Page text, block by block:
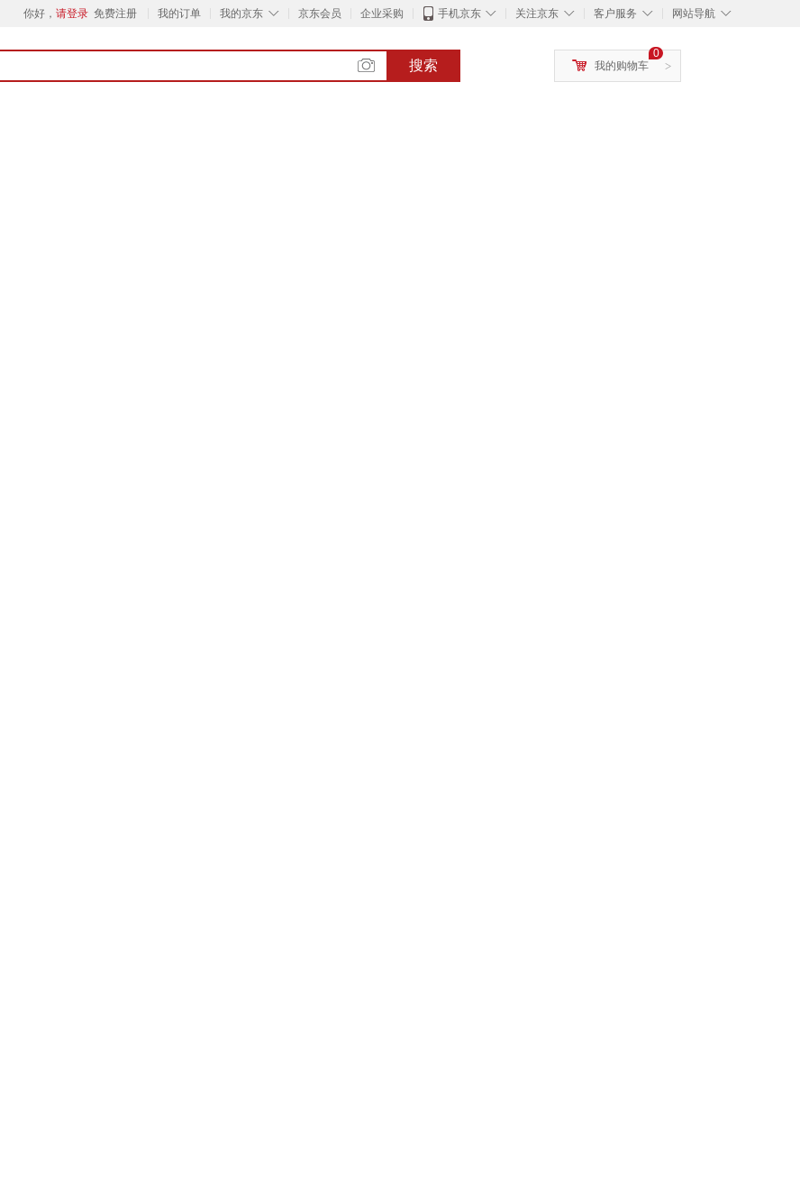
你好， 请登录 免费注册 我的订单 ◇
我的京东 京东会员 企业采购 ◇
手机京东 ◇
关注京东 ◇
客户服务 ◇
网站导航
搜索 >
0
我的购物车